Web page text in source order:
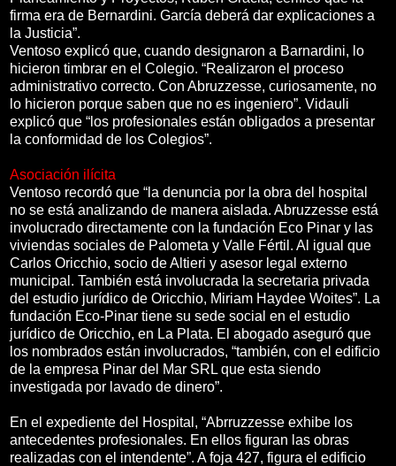
firma era de Bernardini. García deberá dar explicaciones a
la Justicia”.
Ventoso explicó que, cuando designaron a Barnardini, lo
hicieron timbrar en el Colegio. “Realizaron el proceso
administrativo correcto. Con Abruzzesse, curiosamente, no
lo hicieron porque saben que no es ingeniero”. Vidauli
explicó que “los profesionales están obligados a presentar
la conformidad de los Colegios”.
Asociación ilícita
Ventoso recordó que “la denuncia por la obra del hospital
no se está analizando de manera aislada. Abruzzesse está
involucrado directamente con la fundación Eco Pinar y las
viviendas sociales de Palometa y Valle Fértil. Al igual que
Carlos Oricchio, socio de Altieri y asesor legal externo
municipal. También está involucrada la secretaria privada
del estudio jurídico de Oricchio, Miriam Haydee Woites”. La
fundación Eco-Pinar tiene su sede social en el estudio
jurídico de Oricchio, en La Plata. El abogado aseguró que
los nombrados están involucrados, “también, con el edificio
de la empresa Pinar del Mar SRL que esta siendo
investigada por lavado de dinero”.
En el expediente del Hospital, “Abrruzzesse exhibe los
antecedentes profesionales. En ellos figuran las obras
realizadas con el intendente”. A foja 427, figura el edificio